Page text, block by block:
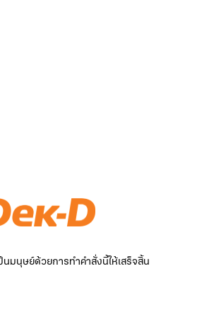
มนุษย์ด้วยการทำคำสั่งนี้ให้เสร็จสิ้น